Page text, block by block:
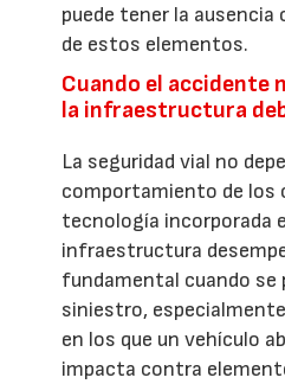
puede tener la ausencia
de estos elementos.
Cuando el accidente
la infraestructura
La seguridad vial no
comportamiento de los
tecnología incorporada
infraestructura
fundamental cuando se
siniestro,
en los que un vehículo
impacta contra